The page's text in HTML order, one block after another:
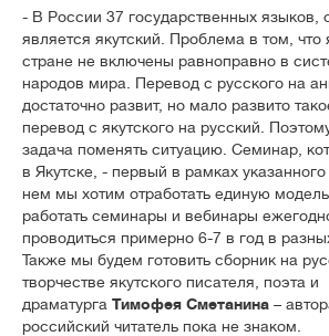
- В России 37 государственных языков,
является якутский. Проблема в том, что
стране не включены равноправно в
народов мира. Перевод с русского на
достаточно развит, но мало развито
перевод с якутского на русский.
задача поменять ситуацию. Семинар,
в Якутске, - первый в рамках
нем мы хотим отработать единую
работать семинары и вебинары
проводиться примерно 6-7 в год в
Также мы будем готовить сборник на
творчестве якутского писателя, поэта и
драматурга Тимофея Сметанина –
российский читатель пока не знаком.